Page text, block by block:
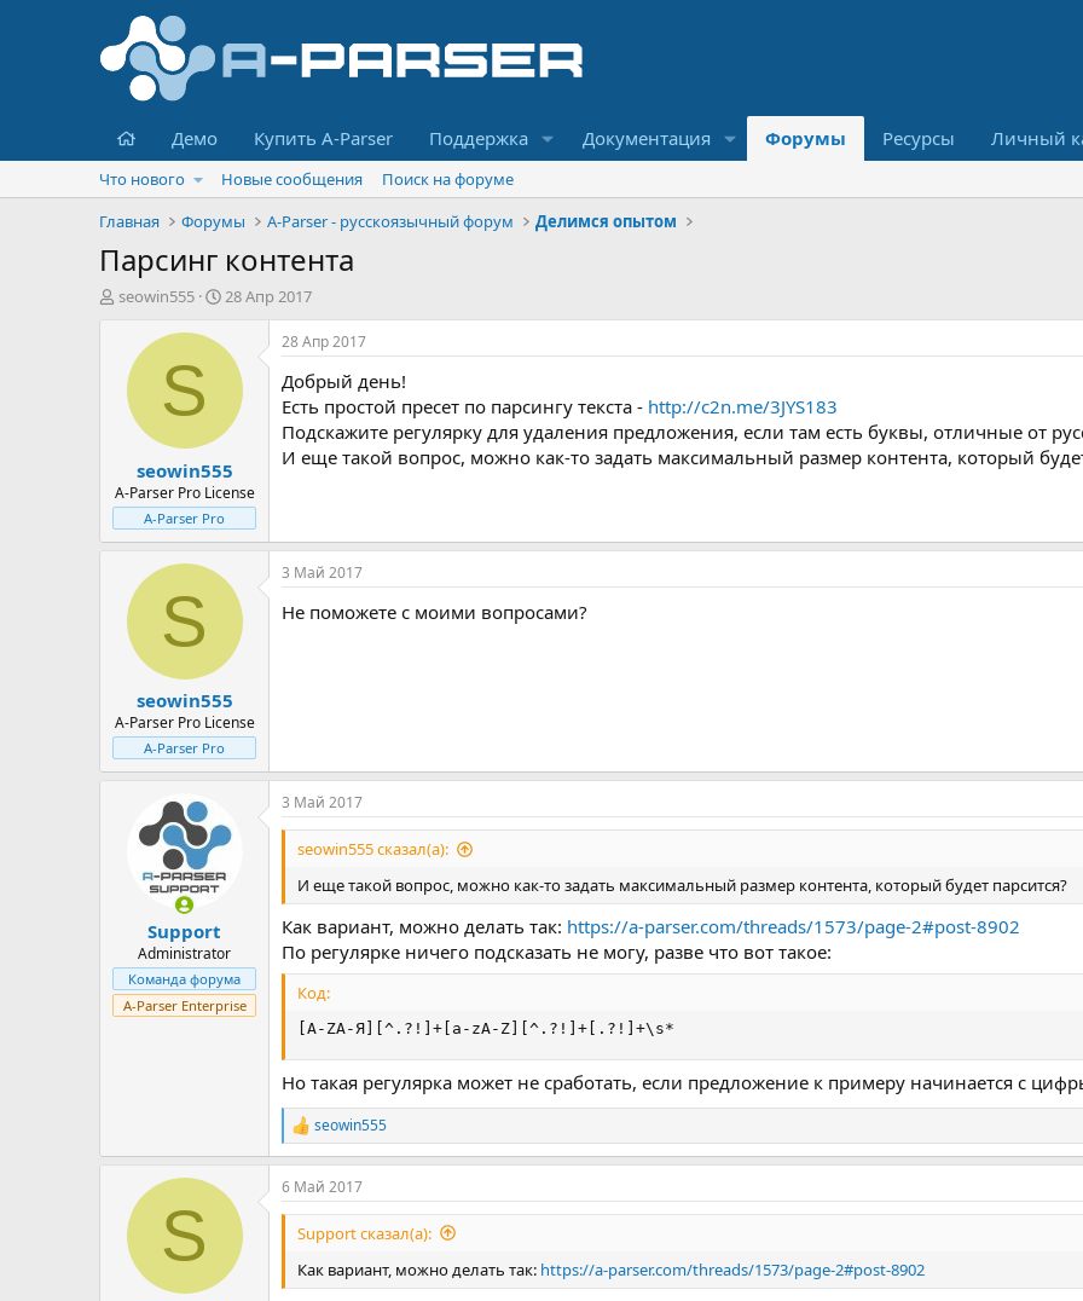
Главная
Демо Купить A-Parser Поддержка Документация Форумы Ресурсы Личный
Что нового Новые сообщения
Поиск на форуме
Главная
Форумы A-Parser - русскоязычный форум Делимся опытом
Парсинг контента
А
seowin555
Д
а
ч
л
а
28 Апр 2017
S
seowin555
A-Parser Pro License
A-Parser Pro
28 Апр 2017
Добрый день!
Есть простой пресет по парсингу текста - http://c2n.me/3JYS183
Подскажите регулярку для удаления предложения, если там есть буквы, отличные от
И еще такой вопрос, можно как-то задать максимальный размер контента, который
S
seowin555
A-Parser Pro License
A-Parser Pro
3 Май 2017
Не поможете с моими вопросами?
Support
Administrator
Команда форума
A-Parser Enterprise
3 Май 2017
seowin555 сказал(а):
И еще такой вопрос, можно как-то задать максимальный размер контента, который будет парсится?
Как вариант, можно делать так: https://a-parser.com/threads/1573/page-2#post-8902
По регулярке ничего подсказать не могу, разве что вот такое:
Код:
[A-ZА-Я][^.?!]+[a-zA-Z][^.?!]+[.?!]+\s*
Но такая регулярка может не сработать, если предложение к примеру начинается с
Р
е
а
к
ц
и
seowin555
S
6 Май 2017
Support сказал(а):
Как вариант, можно делать так: https://a-parser.com/threads/1573/page-2#post-8902